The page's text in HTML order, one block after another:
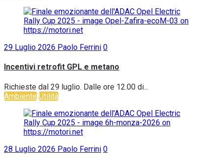
29 Luglio 2026 Paolo Ferrini 0
Incentivi retrofit GPL e metano
Richieste dal 29 luglio. Dalle ore 12.00 di...
Ambiente Utilità
28 Luglio 2026 Paolo Ferrini 0